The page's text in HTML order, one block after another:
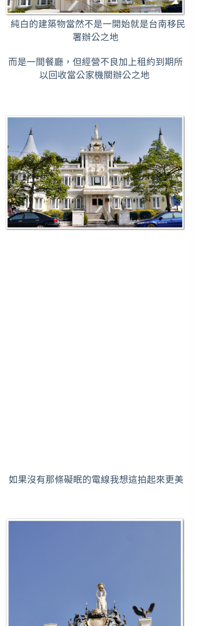
純白的建築物當然不是一開始就是台南移民
署辦公之地
而是一間餐廳，但經營不良加上租約到期所
以回收當公家機關辦公之地
如果沒有那條礙眠的電線我想這拍起來更美